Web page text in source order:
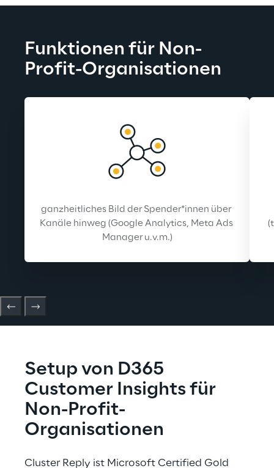
Funktionen für Non-
Profit-Organisationen
ganzheitliches Bild der Spender*innen über
Kanäle hinweg (Google Analytics, Meta Ads
Manager u.v.m.)
Setup von D365
Customer Insights für
Non-Profit-
Organisationen
Cluster Reply ist Microsoft Certified Gold